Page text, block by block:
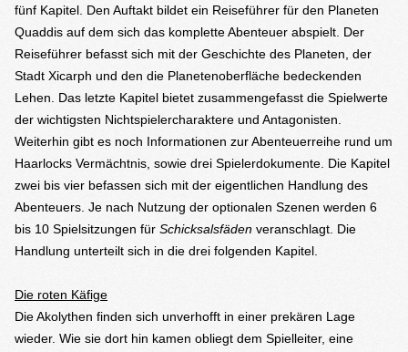
fünf Kapitel. Den Auftakt bildet ein Reiseführer für den Planeten
Quaddis auf dem sich das komplette Abenteuer abspielt. Der
Reiseführer befasst sich mit der Geschichte des Planeten, der
Stadt Xicarph und den die Planetenoberfläche bedeckenden
Lehen. Das letzte Kapitel bietet zusammengefasst die Spielwerte
der wichtigsten Nichtspielercharaktere und Antagonisten.
Weiterhin gibt es noch Informationen zur Abenteuerreihe rund um
Haarlocks Vermächtnis, sowie drei Spielerdokumente. Die Kapitel
zwei bis vier befassen sich mit der eigentlichen Handlung des
Abenteuers. Je nach Nutzung der optionalen Szenen werden 6
bis 10 Spielsitzungen für Schicksalsfäden veranschlagt. Die
Handlung unterteilt sich in die drei folgenden Kapitel.
Die roten Käfige
Die Akolythen finden sich unverhofft in einer prekären Lage
wieder. Wie sie dort hin kamen obliegt dem Spielleiter, eine